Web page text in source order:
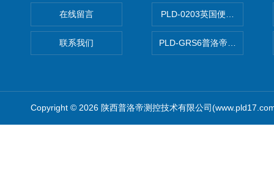
在线留言
联系我们
PLD-0203英国便携式油品颗
PLD-GRS6普洛帝全自动微量
Copyright © 2026 陕西普洛帝测控技术有限公司